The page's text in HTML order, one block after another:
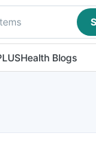
Health Blogs